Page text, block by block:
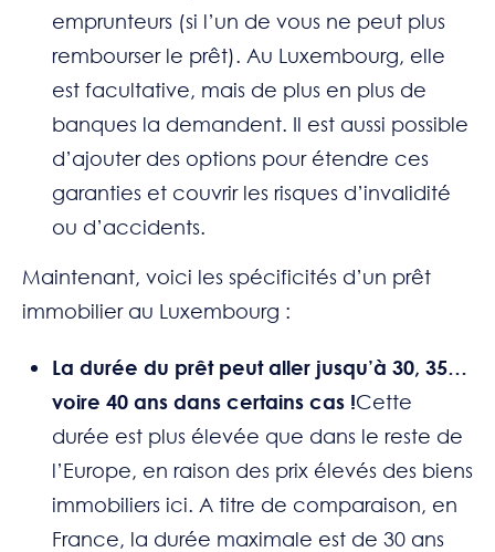
emprunteurs (si l’un de vous ne peut plus
rembourser le prêt). Au Luxembourg, elle
est facultative, mais de plus en plus de
banques la demandent. Il est aussi possible
d’ajouter des options pour étendre ces
garanties et couvrir les risques d’invalidité
ou d’accidents.
Maintenant, voici les spécificités d’un prêt
immobilier au Luxembourg :
La durée du prêt peut aller jusqu’à 30, 35…
voire 40 ans dans certains cas !Cette
durée est plus élevée que dans le reste de
l’Europe, en raison des prix élevés des biens
immobiliers ici. A titre de comparaison, en
France, la durée maximale est de 30 ans